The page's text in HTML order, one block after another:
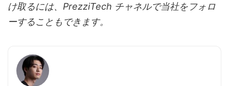
け取るには、PrezziTech チャネルで当社をフォロ
ーすることもできます。